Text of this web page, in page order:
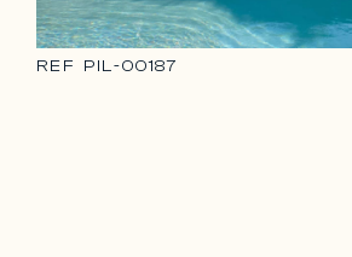
REF PIL-00187